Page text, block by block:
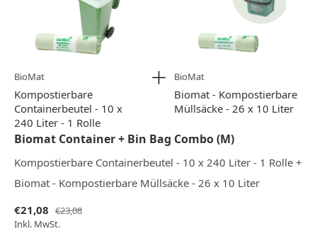
BioMat
Kompostierbare
Containerbeutel - 10 x
240 Liter - 1 Rolle
BioMat
Biomat - Kompostierbare
Müllsäcke - 26 x 10 Liter
Biomat Container + Bin Bag Combo (M)
Kompostierbare Containerbeutel - 10 x 240 Liter - 1 Rolle +
Biomat - Kompostierbare Müllsäcke - 26 x 10 Liter
€21,08 €23,08
Inkl. MwSt.